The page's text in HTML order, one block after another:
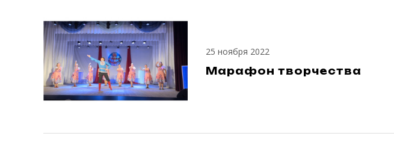
25 ноября 2022
Марафон творчества